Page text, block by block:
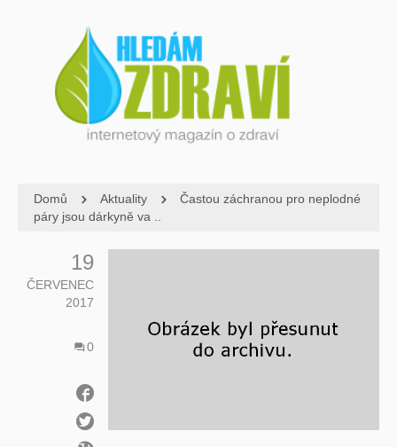
Domů Aktuality
Častou záchranou pro neplodné
páry jsou dárkyně va ..
19
ČERVENEC
2017
0